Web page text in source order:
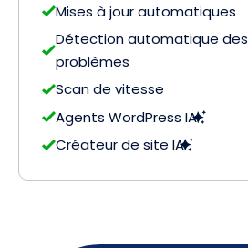
Mises à jour automatiques
Détection automatique des
problèmes
Scan de vitesse
Agents WordPress IA
Créateur de site IA